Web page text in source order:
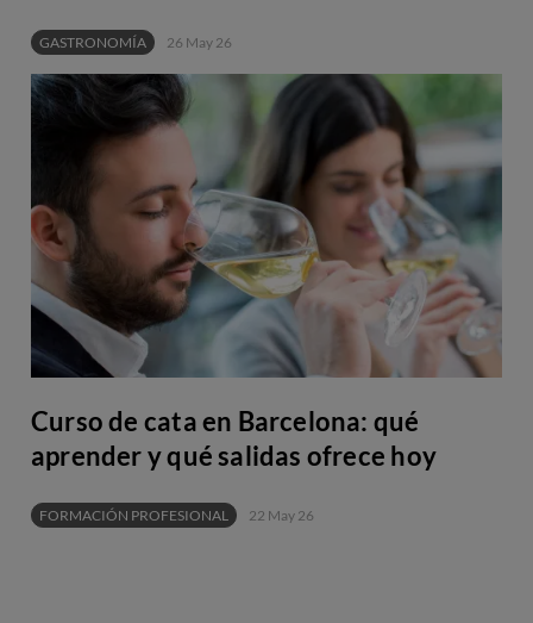
GASTRONOMÍA 26 May 26
Curso de cata en Barcelona: qué
aprender y qué salidas ofrece hoy
FORMACIÓN PROFESIONAL 22 May 26